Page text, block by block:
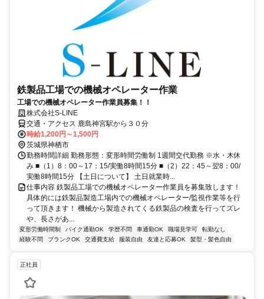
鉄製品工場での機械オペレーター作業
工場での機械オペレーター作業員募集！！
株式会社S-LINE
交通・アクセス 鹿島神宮駅から３０分
時給1,200円～1,500円
茨城県神栖市
勤務時間詳細 勤務形態：変形時間労働制 1週間交代勤務 ※水・木休
み ■（1）8：00～17：15/実働8時間15分 ■（2）22：45～翌8：00/
実働8時間15分 【土日について】 土日就業時...
仕事内容 鉄製品工場での機械オペレーター作業員を募集致します！
具体的には鉄製品製造工場内での機械オペレーター/監視作業等を行
って頂きます！ 機械から製造されてくる鉄製品の検査を行ってズレ
や、長さがあ...
変形労働時間制 バイク通勤OK 学歴不問 車通勤OK 職場見学可
転勤なし
経験不問
ブランクOK 交通費支給 服装自由 友達と応募OK 髪型・髪色自由
正社員